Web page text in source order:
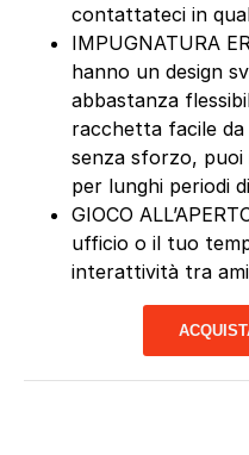
contattateci in
IMPUGNATURA
hanno un design
abbastanza
racchetta facile da
senza sforzo, puoi
per lunghi periodi
GIOCO
ufficio o il tuo
interattività tra